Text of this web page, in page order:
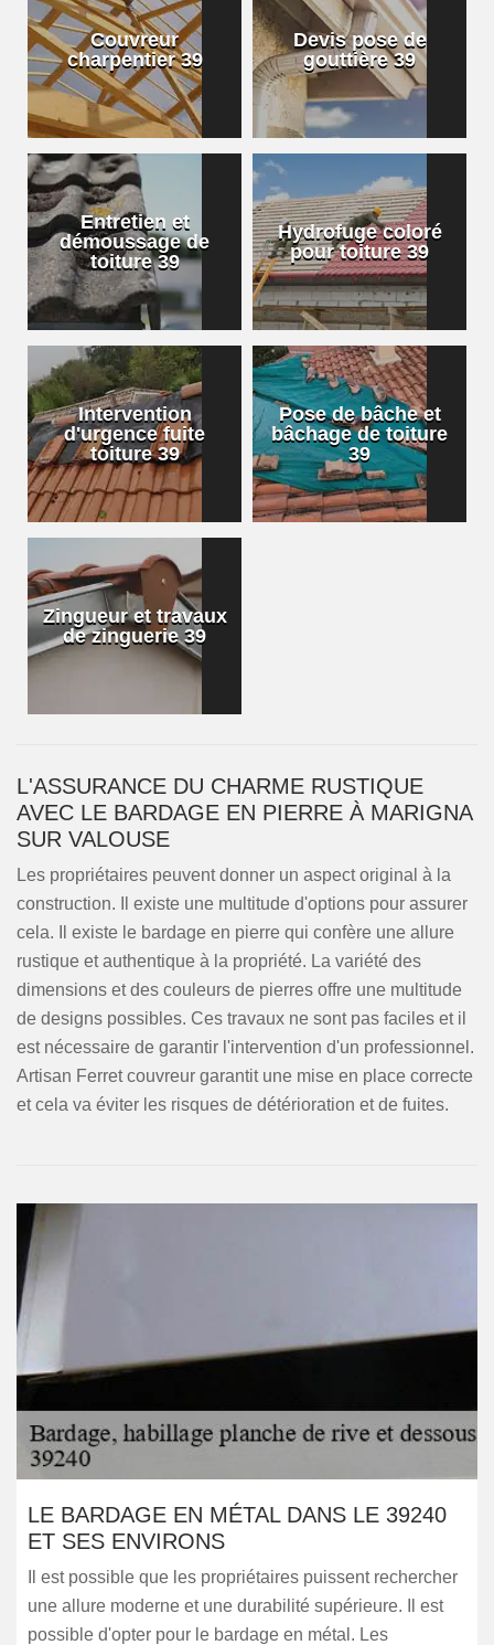
Couvreur
charpentier 39
Devis pose de
gouttière 39
Entretien et
démoussage de
toiture 39
Hydrofuge coloré
pour toiture 39
Intervention
d'urgence fuite
toiture 39
Pose de bâche et
bâchage de toiture
39
Zingueur et travaux
de zinguerie 39
L'ASSURANCE DU CHARME RUSTIQUE
AVEC LE BARDAGE EN PIERRE À MARIGNA
SUR VALOUSE
Les propriétaires peuvent donner un aspect original à la
construction. Il existe une multitude d'options pour assurer
cela. Il existe le bardage en pierre qui confère une allure
rustique et authentique à la propriété. La variété des
dimensions et des couleurs de pierres offre une multitude
de designs possibles. Ces travaux ne sont pas faciles et il
est nécessaire de garantir l'intervention d'un professionnel.
Artisan Ferret couvreur garantit une mise en place correcte
et cela va éviter les risques de détérioration et de fuites.
LE BARDAGE EN MÉTAL DANS LE 39240
ET SES ENVIRONS
Il est possible que les propriétaires puissent rechercher
une allure moderne et une durabilité supérieure. Il est
possible d'opter pour le bardage en métal. Les